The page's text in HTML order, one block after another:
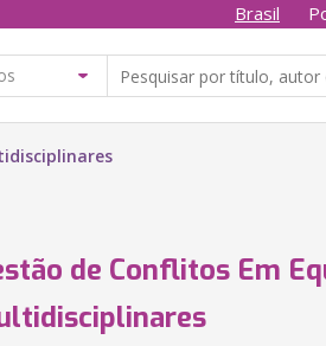
Brasil
de Conflitos Em